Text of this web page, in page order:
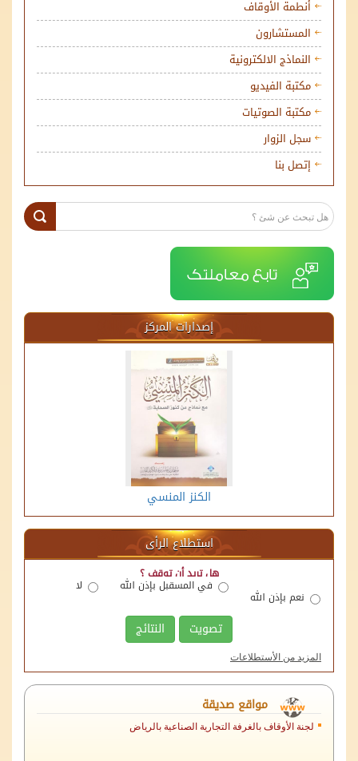
أنطمة الأوقاف
المستشارون
النماذج الالكترونية
مكتبة الفيديو
مكتبة الصوتيات
سجل الزوار
إتصل بنا
إصدارات المركز
الكنز المنسي
استطلاع الرأى
هل تريد أن توقف ؟
نعم بإذن الله
في المسقبل بإذن الله لا
تصويت النتائج
المزيد من الأستطلاعات
مواقع صديقة
منصة اللقاءات الوقفية
وزارة العدل
لجنة الأوقاف بالغرفة التجارية الصناعية بالرياض